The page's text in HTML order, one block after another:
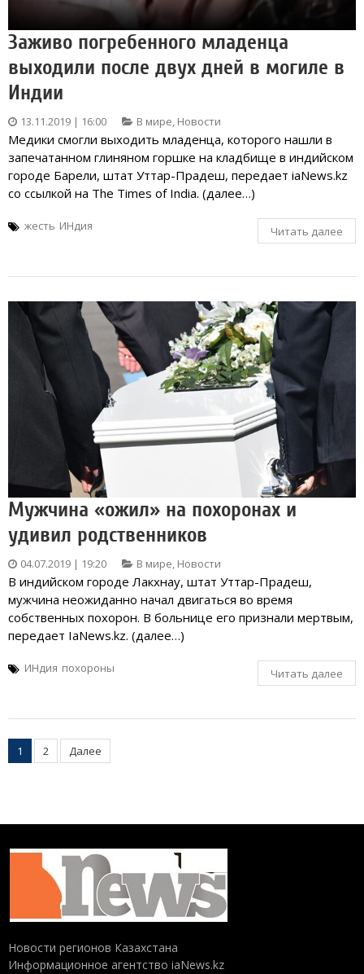
Заживо погребенного младенца
выходили после двух дней в могиле в
Индии
13.11.2019 | 16:00 В мире, Новости
Медики смогли выходить младенца, которого нашли в
запечатанном глиняном горшке на кладбище в индийском
городе Барели, штат Уттар-Прадеш, передает iaNews.kz
со ссылкой на The Times of India. (далее…)
жесть ИНдия Читать далее
Мужчина «ожил» на похоронах и
удивил родственников
04.07.2019 | 19:20 В мире, Новости
В индийском городе Лакхнау, штат Уттар-Прадеш,
мужчина неожиданно начал двигаться во время
собственных похорон. В больнице его признали мертвым,
передает IaNews.kz. (далее…)
ИНдия похороны Читать далее
Пагинация
1 2 Далее
Новости регионов Казахстана
Информационное агентство iaNews.kz